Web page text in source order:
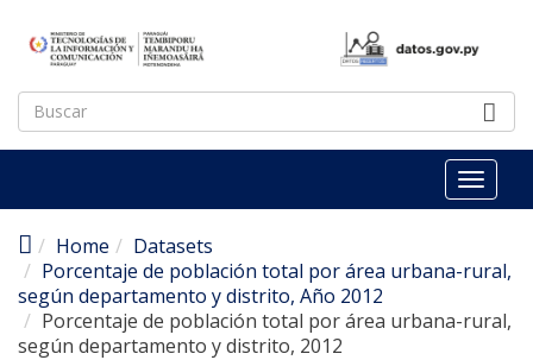
Toggle
Home
Datasets
Porcentaje de población total por área urbana-rural,
según departamento y distrito, Año 2012
Porcentaje de población total por área urbana-rural,
según departamento y distrito, 2012